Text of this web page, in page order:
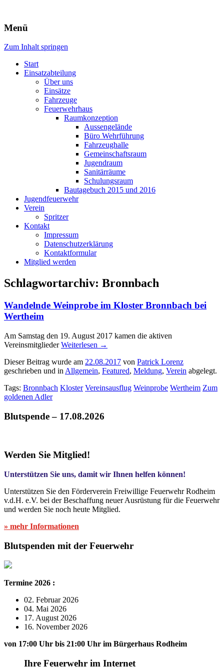
Freiwillige Feuerwehr Rodheim
v.d.H.
Menü
Zum Inhalt springen
Start
Einsatzabteilung
Über uns
Einsätze
Fahrzeuge
Feuerwehrhaus
Raumkonzeption
Aussengelände
Büro Wehrführung
Fahrzeughalle
Gemeinschaftsraum
Jugendraum
Sanitärräume
Schulungsraum
Bautagebuch 2015 und 2016
Jugendfeuerwehr
Verein
Spritzer
Kontakt
Impressum
Datenschutzerklärung
Kontaktformular
Mitglied werden
Schlagwortarchiv: Bronnbach
Wandelnde Weinprobe im Kloster Bronnbach bei
Wertheim
Am Samstag den 19. August 2017 kamen die aktiven
VereinsmitgliederWeiterlesen →
Dieser Beitrag wurde am 22.08.2017 von Patrick Lorenz
geschrieben und in Allgemein, Featured, Meldung, Verein abgelegt.
Tags: Bronnbach Kloster Vereinsausflug Weinprobe Wertheim Zum
goldenen Adler
Blutspende – 17.08.2026
Werden Sie Mitglied!
Unterstützen Sie uns, damit wir Ihnen helfen können!
Unterstützen Sie den Förderverein Freiwillige Feuerwehr Rodheim
v.d.H. e.V. bei der Beschaffung neuer Ausrüstung für die Feuerwehr
und werden Sie noch heute Mitglied.
» mehr Informationen
Blutspenden mit der Feuerwehr
Termine 2026 :
02. Februar 2026
04. Mai 2026
17. August 2026
16. November 2026
von 17:00 Uhr bis 21:00 Uhr im Bürgerhaus Rodheim
Ihre Feuerwehr im Internet